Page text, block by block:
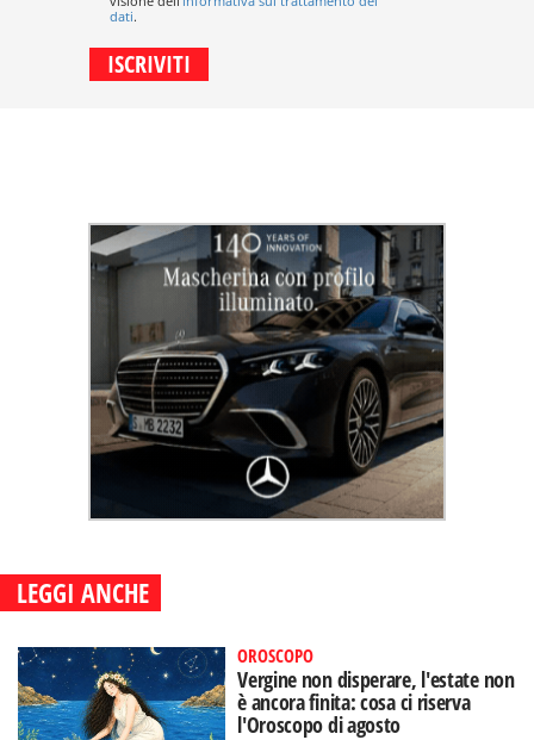
dati.
LEGGI ANCHE
OROSCOPO
Vergine non disperare, l'estate non
è ancora finita: cosa ci riserva
l'Oroscopo di agosto